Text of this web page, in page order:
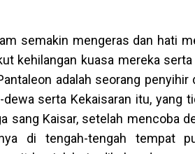
semakin mengeras dan hati
kehilangan kuasa mereka serta
adalah seorang penyihir
serta Kekaisaran itu, yang
sang Kaisar, setelah mencoba
di tengah-tengah tempat